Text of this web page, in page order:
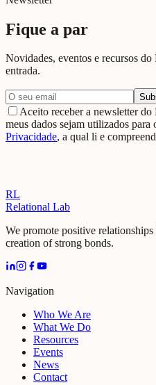
Fique a par
Novidades, eventos e recursos
entrada.
Aceito receber a newsletter
meus dados sejam utilizados para
Privacidade, a qual li e
RL
Relational Lab
We promote positive
creation of strong bonds.
Navigation
Who We Are
What We Do
Resources
Events
News
Contact